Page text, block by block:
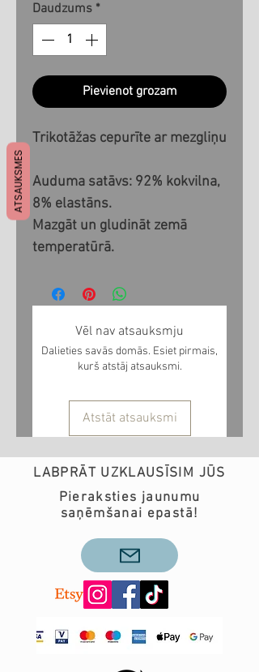
Daudzums *
Pievienot grozam
Trikotāžas cepurīte ar mezgliņu
Auduma satāvs: 92% kokvilna,
8% elastāns.
Mazgāt un gludināt zemā
temperatūrā.
Vēl nav atsauksmju
Dalieties savās domās. Esiet pirmais,
kurš atstāj atsauksmi.
Atstāt atsauksmi
LABPRĀT UZKLAUSĪSIM JŪS
Pieraksties jaunumu
saņēmšanai epastā!
ATSAUKSMES